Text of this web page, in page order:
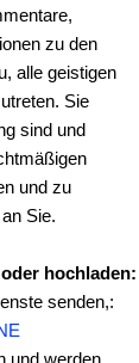
zu den
alle geistigen
Sie
sind und
und zu
Sie.
hochladen:
senden,:
und werden